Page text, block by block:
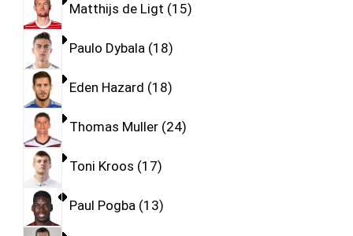
Matthijs de Ligt 15
Paulo Dybala 18
Eden Hazard 18
Thomas Muller 24
Toni Kroos 17
Paul Pogba 13